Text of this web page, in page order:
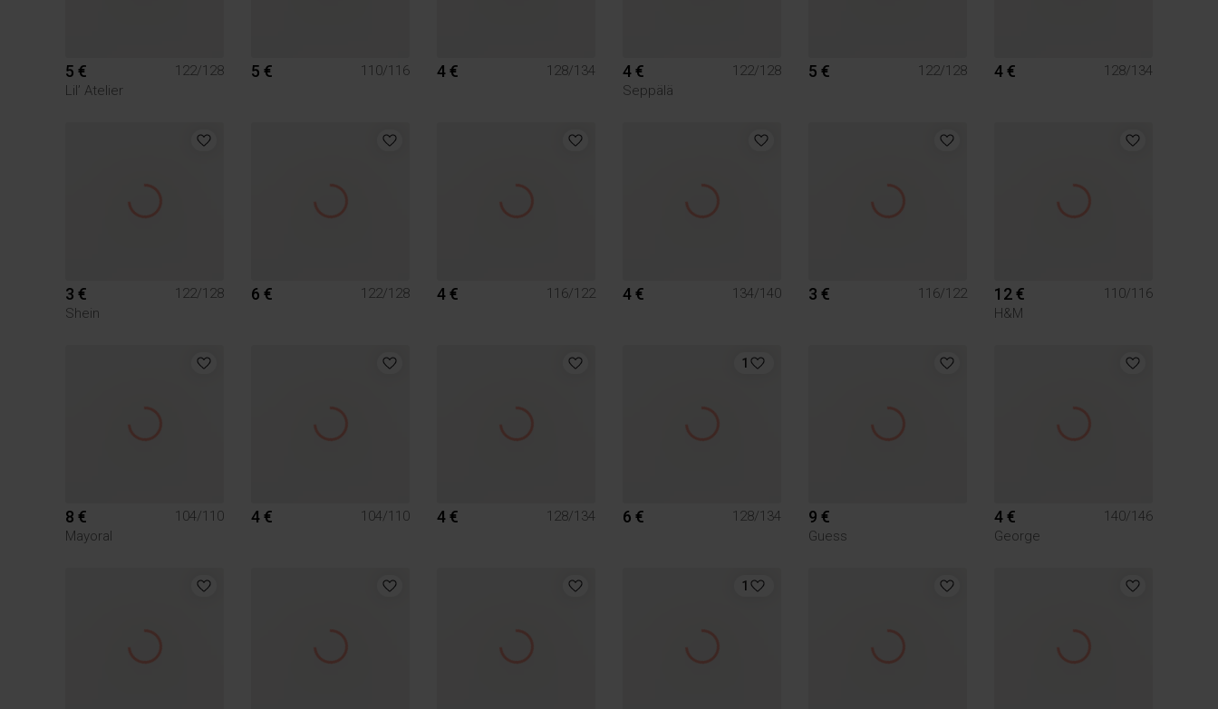
5 €
122/128
Lil’ Atelier
5 € 110/116 4 € 128/134 4 €
122/128
Seppälä
5 € 122/128 4 € 128/134
3 €
122/128
Shein
6 € 122/128 4 € 116/122 4 € 134/140 3 € 116/122 12 €
110/116
H&M
8 €
104/110
Mayoral
4 € 104/110 4 € 128/134
1
6 € 128/134 9 €
Guess
4 €
140/146
George
1